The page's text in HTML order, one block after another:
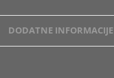
DODATNE INFORMACIJE